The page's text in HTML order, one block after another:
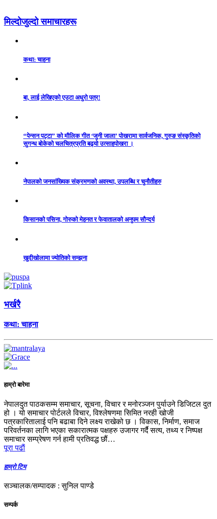
मिल्दोजुल्दो समाचारहरू
कथा: चाहना
बा, लाई लेखिएको एउटा अधुरो पत्र!
“पेन्सन पट्टा” को मौलिक गीत ‘जुनी जाला’ पोखरामा सार्वजनिक, गुरुङ संस्कृतिको
सुगन्ध बोकेको चलचित्रप्रति बढ्यो उत्साहपोखरा ।
नेपालको जनसांख्यिक संक्रमणको अवस्था, उपलब्धि र चुनौतीहरु
किसानको पसिना, गोरुको मेहनत र फेवातालको अनुपम सौन्दर्य
खुदीखोलामा ज्योतिको सम्झना
भर्खरै
कथा: चाहना
हाम्रो बारेमा
नेपालदुत पाठकसम्म समाचार, सूचना, विचार र मनोरञ्जन पुर्याउने डिजिटल दुत
हो । यो समाचार पोर्टलले विचार, विश्लेषणमा सिमित नरही खोजी
पत्रकारितालाई पनि बढाबा दिने लक्ष्य राखेको छ । विकास, निर्माण, समाज
परिवर्तनका लागि भएका सकारात्मक पक्षहरु उजागर गर्दै सत्य, तथ्य र निष्पक्ष
समाचार सम्प्रेषण गर्न हामी प्रतिवद्ध छौं…
पूरा पढाैं
हाम्रो टिम
सञ्चालक/सम्पादक : सुनिल पाण्डे
सम्पर्क